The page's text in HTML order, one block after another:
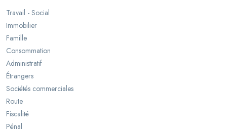
Travail - Social
Immobilier
Famille
Consommation
Administratif
Étrangers
Sociétés commerciales
Route
Fiscalité
Pénal